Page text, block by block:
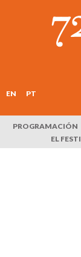
EN PT
PROGRAMACIÓN
EL